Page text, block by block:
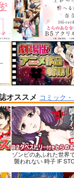
社畜巡礼記３ 南
ャル
赤茄子労働組合
専売 1,375円（税込
Dr.STONE
あさぎり
サンプル
オススメ コミック
ゾンビのあふれた世界
襲われない 時子 IF